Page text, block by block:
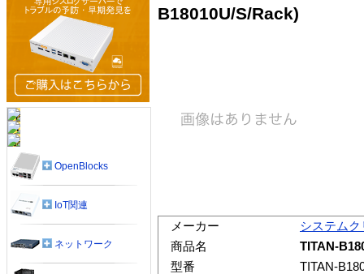
B18010U/S/Rack)
メーカー
システム
商品名
TITAN-
型番
TITAN-
OpenBlocks
IoT関連
ネットワーク